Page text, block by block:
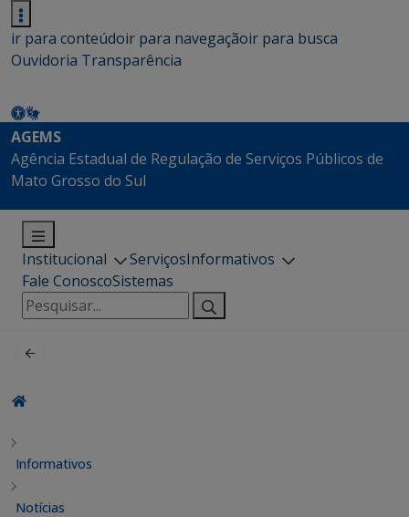
ir para conteúdoir para navegaçãoir para busca
Ouvidoria Transparência
AGEMS
Agência Estadual de Regulação de Serviços Públicos de
Mato Grosso do Sul
Institucional ServiçosInformativos
Fale ConoscoSistemas
Pesquisar
por:
Informativos
Notícias